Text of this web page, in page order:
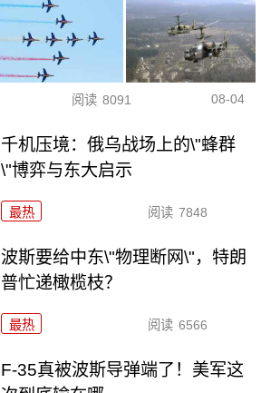
阅读 8091 08-04
千机压境：俄乌战场上的\"蜂群
\"博弈与东大启示
最热 阅读 7848
波斯要给中东\"物理断网\"，特朗
普忙递橄榄枝？
最热 阅读 6566
F-35真被波斯导弹端了！美军这